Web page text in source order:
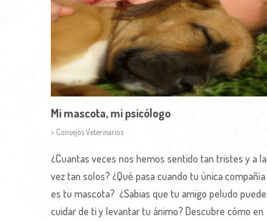
Mi mascota, mi psicólogo
> Consejos Veterinarios
¿Cuantas veces nos hemos sentido tan tristes y a la
vez tan solos? ¿Qué pasa cuando tu única compañía
es tu mascota? ¿Sabias que tu amigo peludo puede
cuidar de ti y levantar tu ánimo? Descubre cómo en